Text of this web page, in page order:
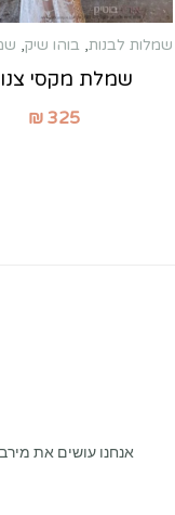
שמלות לבנות, בוהו שיק,
שמלת מקסי
₪ 325
אנחנו עושים את